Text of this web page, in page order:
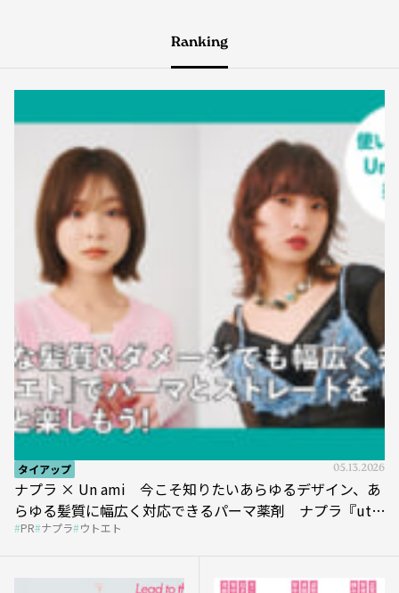
Ranking
タイアップ 05.13.2026
ナプラ × Un ami 今こそ知りたいあらゆるデザイン、あ
らゆる髪質に幅広く対応できるパーマ薬剤 ナプラ『ut-
et』
PR ナプラ ウトエト